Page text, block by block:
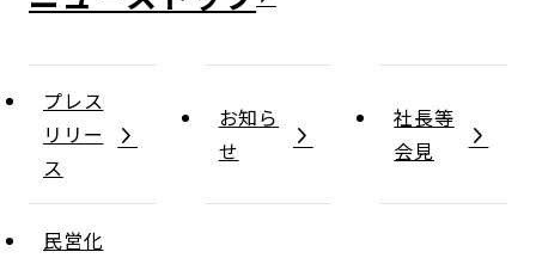
プレス
リリー
ス
お知ら
せ
社長等
会見
民営化